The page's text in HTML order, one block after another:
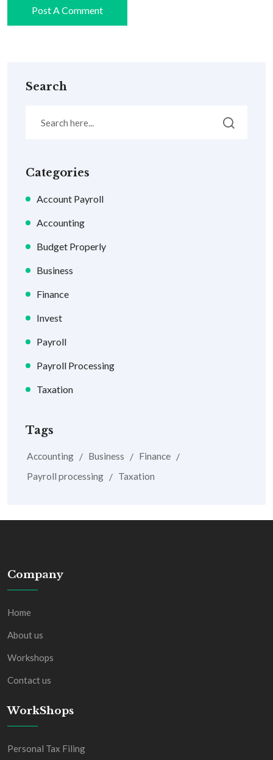
Search
Categories
Account Payroll
Accounting
Budget Properly
Business
Finance
Invest
Payroll
Payroll Processing
Taxation
Tags
Accounting Business
Finance
Payroll processing
Taxation
Company
Home
About us
Workshops
Contact us
WorkShops
Personal Tax Filing